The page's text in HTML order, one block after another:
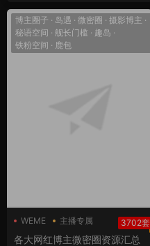
博主圈子 · 岛遇 · 微密圈 · 摄影博主 ·
秘语空间 · 舰长门槛 · 趣岛 ·
铁粉空间 · 鹿包
WEME
主播专属
主播定制
3702套
各大网红博主微密圈资源汇总